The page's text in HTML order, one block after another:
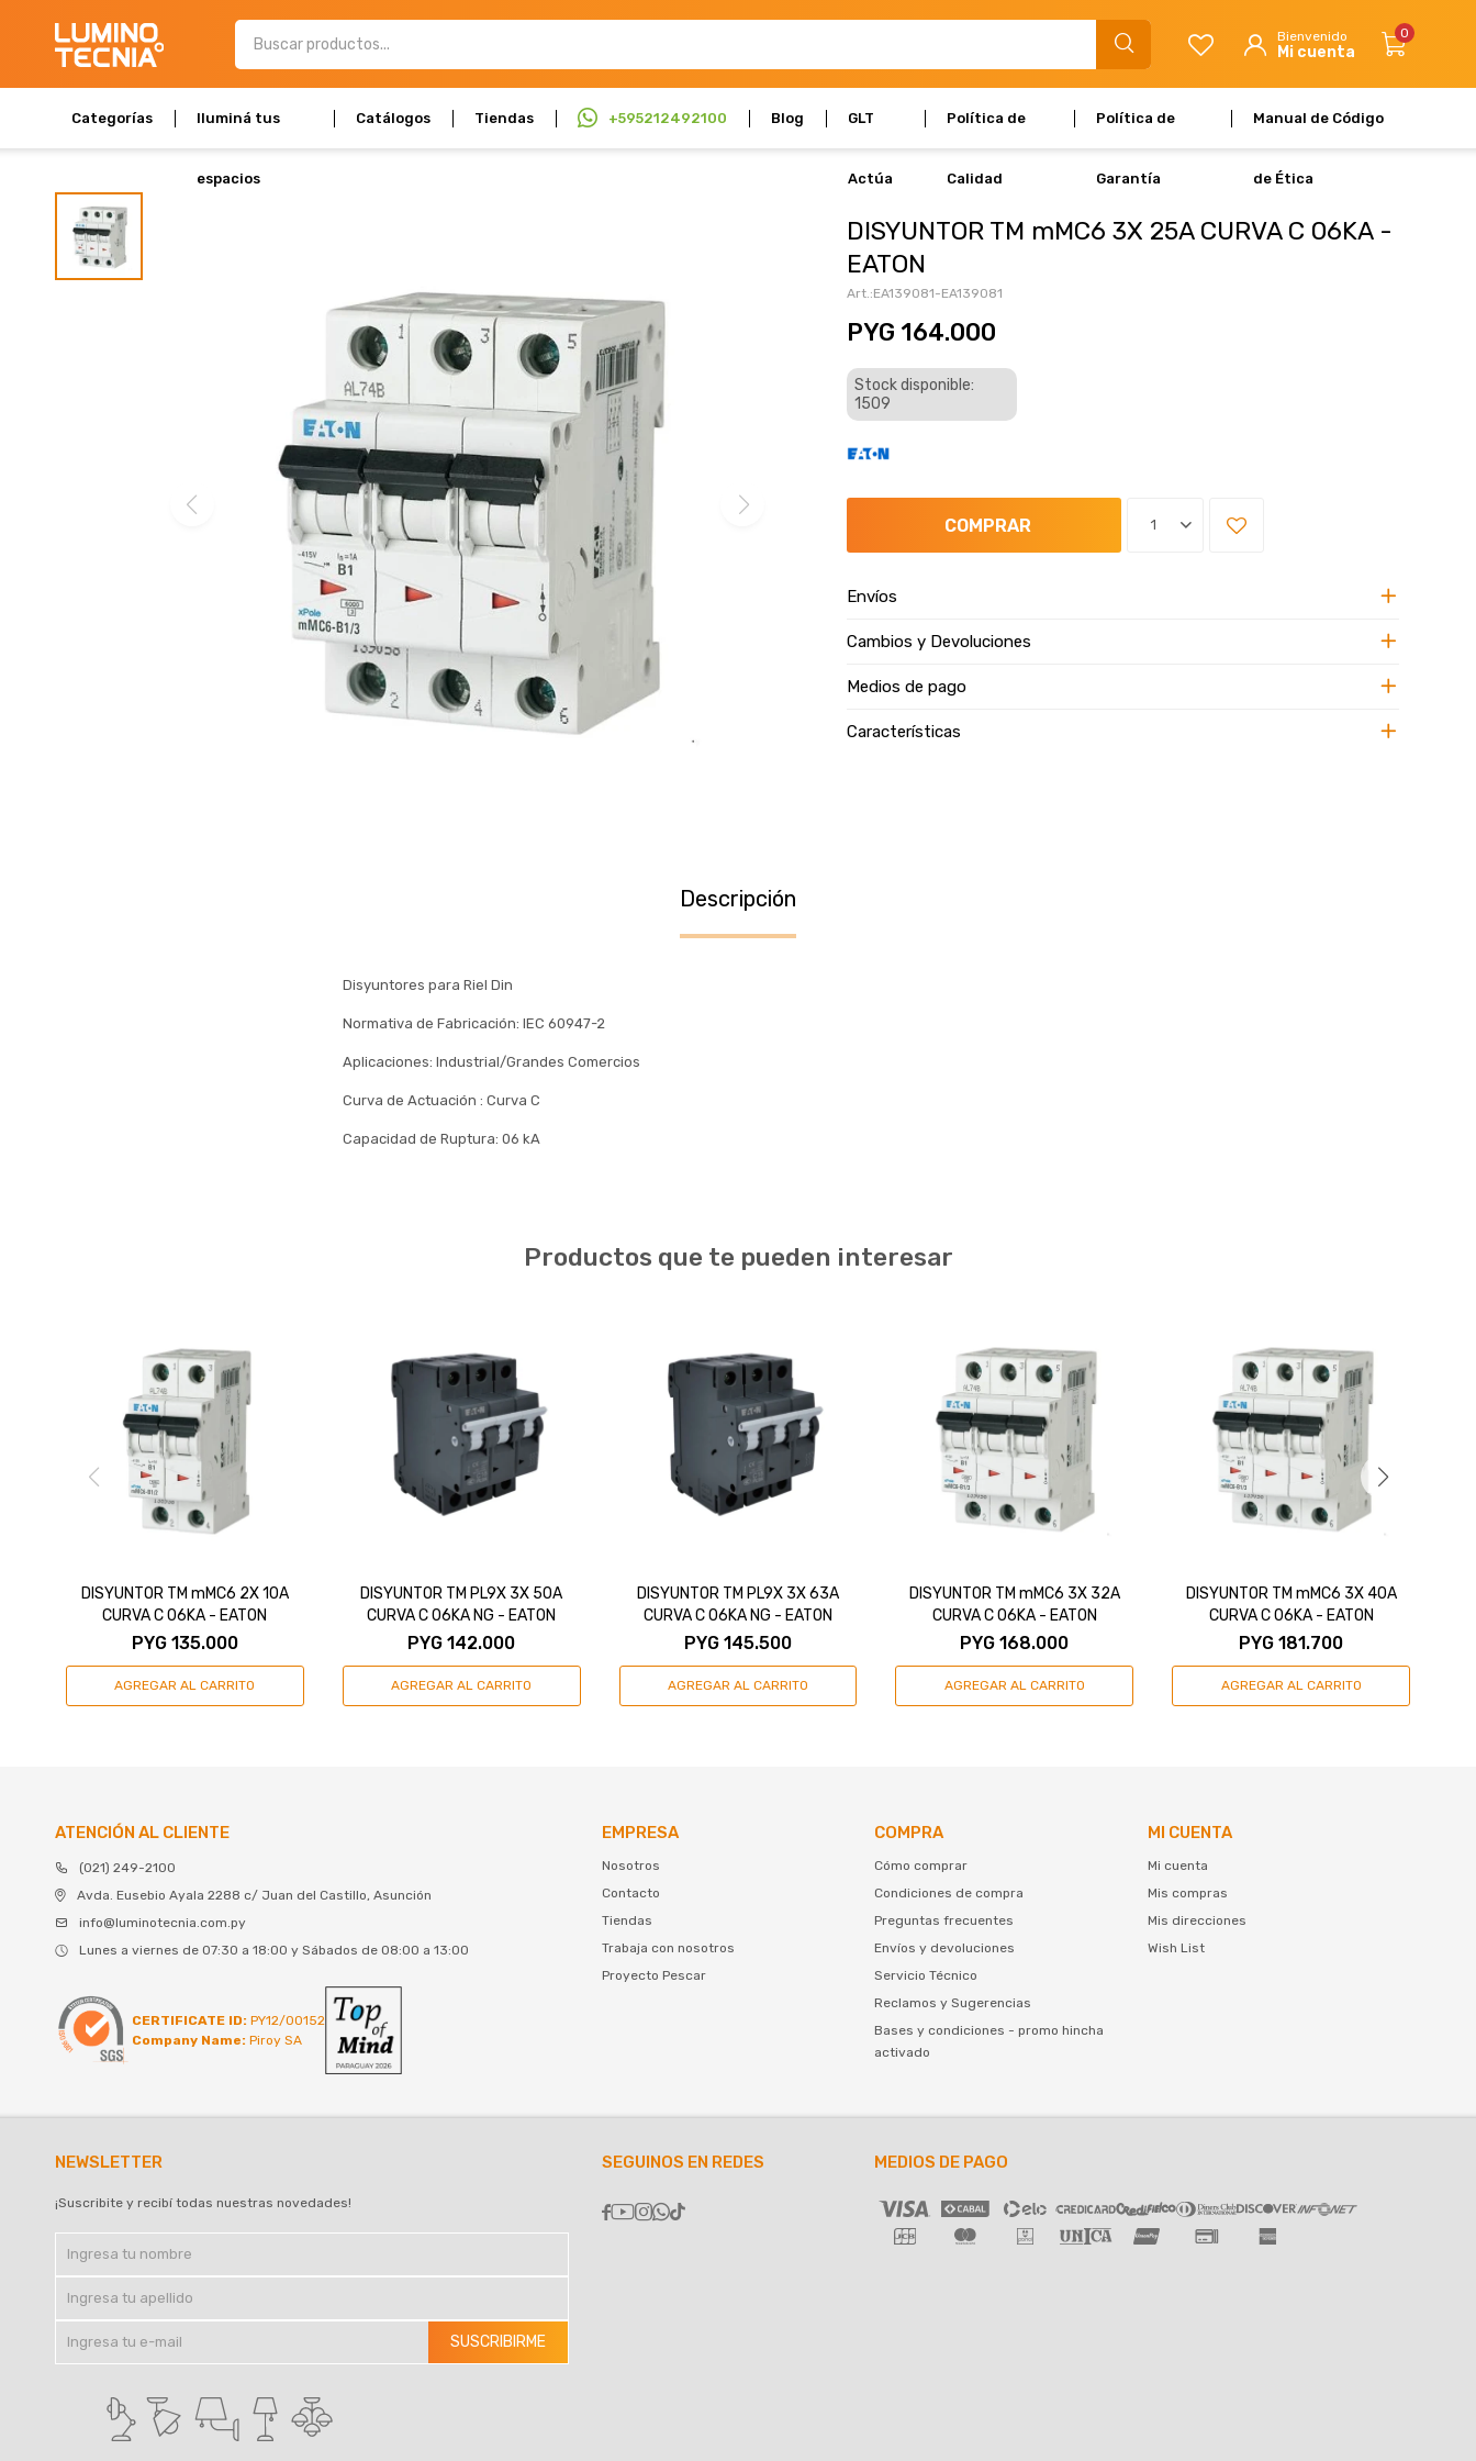
Categorías Iluminá tus
espacios
Catálogos Tiendas +595212492100 Blog GLT
Actúa
Política de
Calidad
Política de
Garantía
Manual de Código
de Ética
0
DISYUNTOR TM mMC6 3X 25A CURVA C 06KA -
EATON
EA139081-EA139081
PYG 164.000
Stock disponible:
1509
1
COMPRAR
Envíos
Cambios y Devoluciones
Medios de pago
Características
Descripción
Disyuntores para Riel Din
Normativa de Fabricación: IEC 60947-2
Aplicaciones: Industrial/Grandes Comercios
Curva de Actuación : Curva C
Capacidad de Ruptura: 06 kA
Productos que te pueden interesar
DISYUNTOR TM mMC6 2X 10A
CURVA C 06KA - EATON
PYG 135.000
DISYUNTOR TM PL9X 3X 50A
CURVA C 06KA NG - EATON
PYG 142.000
DISYUNTOR TM PL9X 3X 63A
CURVA C 06KA NG - EATON
PYG 145.500
DISYUNTOR TM mMC6 3X 32A
CURVA C 06KA - EATON
PYG 168.000
DISYUNTOR TM mMC6 3X 40A
CURVA C 06KA - EATON
PYG 181.700
ATENCIÓN AL CLIENTE
(021) 249-2100
Avda. Eusebio Ayala 2288 c/ Juan del Castillo, Asunción
info@luminotecnia.com.py
Lunes a viernes de 07:30 a 18:00 y Sábados de 08:00 a 13:00
CERTIFICATE ID: PY12/00152
Company Name: Piroy SA
EMPRESA
Nosotros
Contacto
Tiendas
Trabaja con nosotros
Proyecto Pescar
COMPRA
Cómo comprar
Condiciones de compra
Preguntas frecuentes
Envíos y devoluciones
Servicio Técnico
Reclamos y Sugerencias
Bases y condiciones - promo hincha
activado
MI CUENTA
Mi cuenta
Mis compras
Mis direcciones
Wish List
NEWSLETTER
¡Suscribite y recibí todas nuestras novedades!
SUSCRIBIRME
SEGUINOS EN REDES

MEDIOS DE PAGO